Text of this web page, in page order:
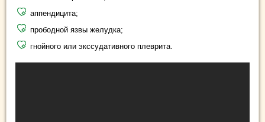
аппендицита;
прободной язвы желудка;
гнойного или экссудативного плеврита.